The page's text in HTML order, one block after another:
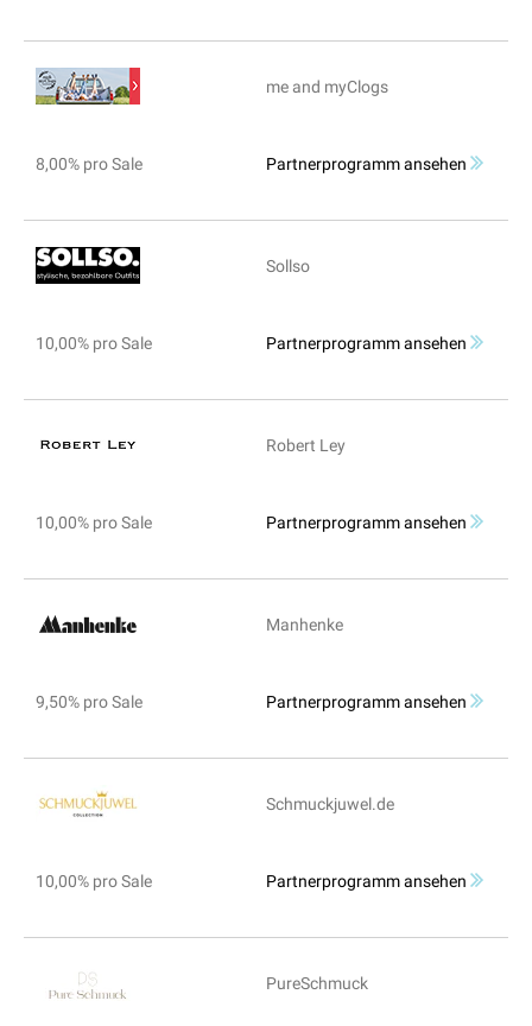
me and myClogs
8,00% pro Sale Partnerprogramm ansehen
Sollso
10,00% pro Sale Partnerprogramm ansehen
Robert Ley
10,00% pro Sale Partnerprogramm ansehen
Manhenke
9,50% pro Sale Partnerprogramm ansehen
Schmuckjuwel.de
10,00% pro Sale Partnerprogramm ansehen
PureSchmuck